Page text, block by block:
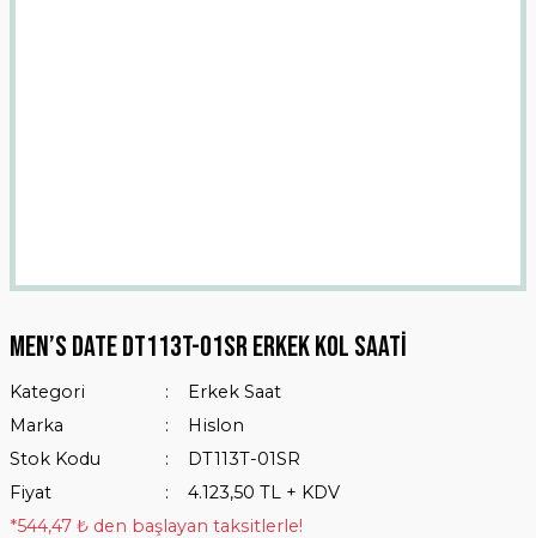
Men’s Date Dt113t-01sr Erkek Kol Saati
Kategori
Erkek Saat
Marka
Hislon
Stok Kodu
DT113T-01SR
Fiyat
4.123,50 TL + KDV
*544,47 ₺ den başlayan taksitlerle!